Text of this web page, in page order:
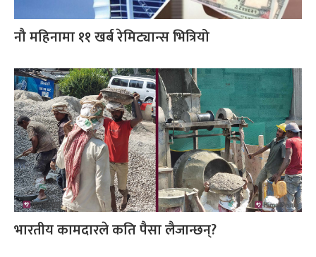
नौ महिनामा ११ खर्ब रेमिट्यान्स भित्रियो
भारतीय कामदारले कति पैसा लैजान्छन्?